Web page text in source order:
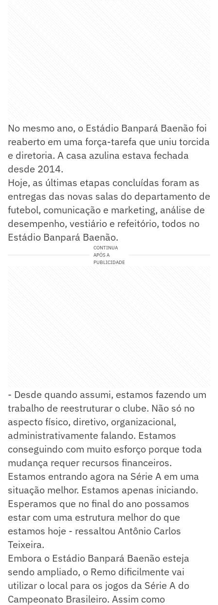
No mesmo ano, o Estádio Banpará Baenão foi
reaberto em uma força-tarefa que uniu torcida
e diretoria. A casa azulina estava fechada
desde 2014.
Hoje, as últimas etapas concluídas foram as
entregas das novas salas do departamento de
futebol, comunicação e marketing, análise de
desempenho, vestiário e refeitório, todos no
Estádio Banpará Baenão.
CONTINUA
APÓS A
PUBLICIDADE
- Desde quando assumi, estamos fazendo um
trabalho de reestruturar o clube. Não só no
aspecto físico, diretivo, organizacional,
administrativamente falando. Estamos
conseguindo com muito esforço porque toda
mudança requer recursos financeiros.
Estamos entrando agora na Série A em uma
situação melhor. Estamos apenas iniciando.
Esperamos que no final do ano possamos
estar com uma estrutura melhor do que
estamos hoje - ressaltou Antônio Carlos
Teixeira.
Embora o Estádio Banpará Baenão esteja
sendo ampliado, o Remo dificilmente vai
utilizar o local para os jogos da Série A do
Campeonato Brasileiro. Assim como